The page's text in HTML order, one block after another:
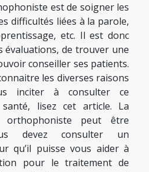
est de soigner les
difficultés liées à la parole,
etc. Il est donc
évaluations, de trouver une
conseiller ses patients.
les diverses raisons
inciter à consulter ce
lisez cet article. La
orthophoniste peut être
devez consulter un
qu’il puisse vous aider à
pour le traitement de